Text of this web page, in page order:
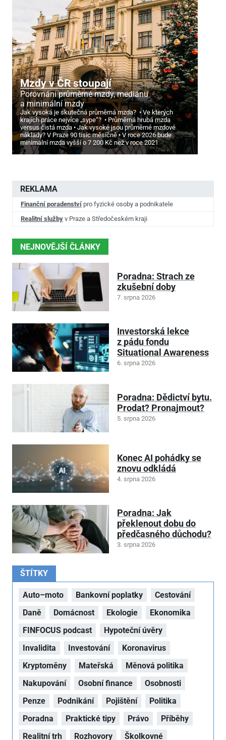
Mzdy v ČR stoupají
Porovnání průměrné mzdy, mediánu
a minimální mzdy
Jak vysoká je skutečná průměrná mzda?
Ve kterých
krajích práce nejvíce „sype“?
Průměrná hrubá mzda
versus čistá mzda
Jak vysoké jsou průměrné mzdové
náklady? V Praze 90 tisíc měsíčně
V roce 2026 bude
minimální mzda vyšší o 7 200 Kč než v roce 2021
REKLAMA
Finanční poradenství pro fyzické osoby a podnikatele
Realitní služby v Praze a Středočeském kraji
NEJNOVĚJŠÍ ČLÁNKY
Poradna: Strach ze
zkušební doby
7. srpna 2026
Investorská lekce
z pádu fondu
Situational Awareness
6. srpna 2026
Poradna: Dědictví bytu.
Prodat? Pronajmout?
5. srpna 2026
Konec AI pohádky se
znovu odkládá
4. srpna 2026
Poradna: Jak
překlenout dobu do
předčasného důchodu?
3. srpna 2026
ŠTÍTKY
Auto–moto Bankovní poplatky
Cestování
Daně
Domácnost Ekologie
Ekonomika
FINFOCUS podcast
Hypoteční úvěry
Invalidita
Investování
Koronavirus
Kryptoměny
Mateřská
Měnová politika
Nakupování
Osobní finance
Osobnosti
Penze
Podnikání Pojištění
Politika
Poradna
Praktické tipy Právo
Příběhy
Realitní trh
Rozhovory Školkovné